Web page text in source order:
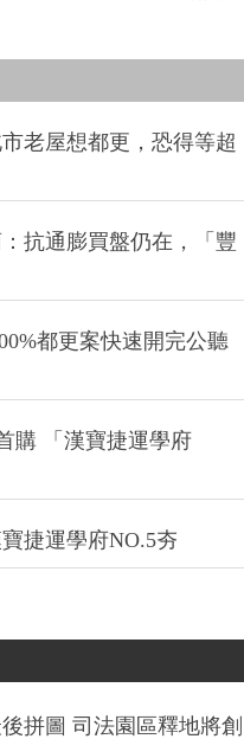
老屋想都更，恐得等超
抗通膨買盤仍在，「豐
都更案快速開完公聽
購 「漢寶捷運學府
捷運學府NO.5夯
拼圖 司法園區釋地將創